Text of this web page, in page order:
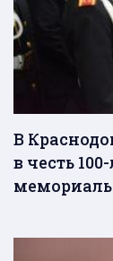
В
в честь